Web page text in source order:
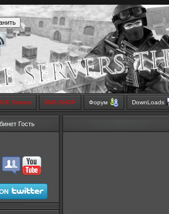
Stream SMS SHOP Форум DownLoads
Гость